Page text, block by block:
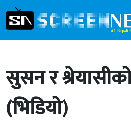
सुसन र
(भिडियो)